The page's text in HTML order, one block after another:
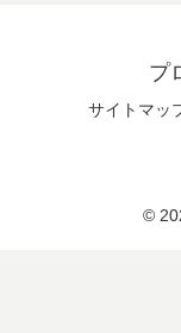
プ
サイトマッ
©